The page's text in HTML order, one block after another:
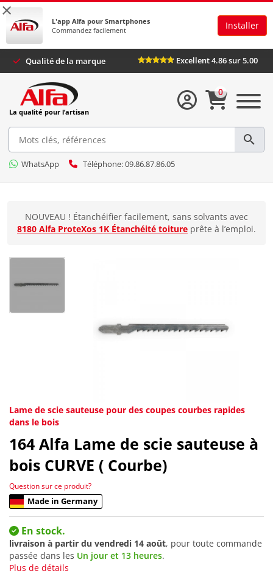
×
L'app Alfa pour Smartphones
Commandez facilement
Installer
Qualité de la marque Excellent 4.86 sur 5.00
La qualité pour l’artisan
WhatsApp Téléphone: 09.86.87.86.05
0
NOUVEAU ! Étanchéifier facilement, sans solvants avec
8180 Alfa ProteXos 1K Étanchéité toiture prête à l’emploi.
Lame de scie sauteuse pour des coupes courbes rapides
dans le bois
164 Alfa Lame de scie sauteuse à
bois CURVE ( Courbe)
Question sur ce produit?
Made in Germany
En stock.
livraison à partir du vendredi 14 août, pour toute commande
passée dans les Un jour et 13 heures.
Plus de détails